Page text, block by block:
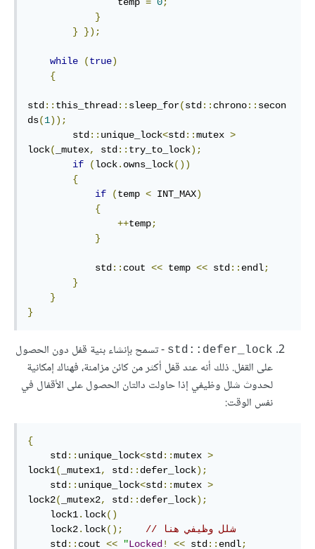
                temp
= 0;
}
}
});
while (true)
{
std:: this_thread:: sleep_for(std:: chrono:: secon
ds(1));
        std
:: unique_lock<std::mutex >
lock( _mutex, std:: try_to_lock);
if
(lock. owns_lock())
{
if
(temp < INT_MAX)
{
++temp;
}
            std
:: cout << temp << std:: endl;
}
}
}
std::defer_lock - تسمح بإنشاء بنية قفل دون الحصول
على القفل. ذلك أنه عند قفل أكثر من كائن مزامنة، فهناك إمكانية
لحدوث شلل وظيفي إذا حاولت دالتان الحصول على الأقفال في
نفس الوقت:
{
    std
:: unique_lock<std::mutex >
lock1( _mutex1, std:: defer_lock);
    std
:: unique_lock<std::mutex >
lock2( _mutex2, std:: defer_lock);
    lock1
. lock()
    lock2
. lock();
// شلل وظيفي هنا
    std
:: cout << "Locked! << std:: endl;